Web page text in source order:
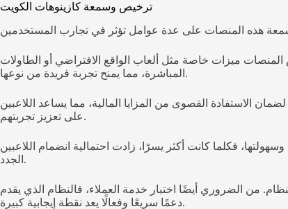
ترخيص وسمعة كازينوهات الكويت
المنصات ميزات خاصة مثل ألعاب الواقع الافتراضي أو الطاولات
المباشرة، مما يمنح تجربة فريدة من نوعها.
الاستفادة القصوى من المزايا المالية، مما يساعد اللاعبين
على تعزيز تجربتهم.
فكلما كانت أكثر يسرًا، زادت احتمالية انضمام اللاعبين
الجدد.
من الضروري أيضًا اختبار خدمة العملاء، فالنظام الذي يقدم
دعمًا سريعًا وفعالًا يعد نقطة إيجابية كبيرة.